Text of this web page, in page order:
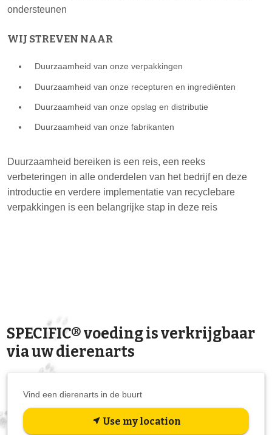
ondersteunen
WIJ STREVEN NAAR
Duurzaamheid van onze verpakkingen
Duurzaamheid van onze recepturen en ingrediënten
Duurzaamheid van onze opslag en distributie
Duurzaamheid van onze fabrikanten
Duurzaamheid bereiken is een reis, een reeks
verbeteringen in alle onderdelen van het bedrijf en deze
introductie en verdere implementatie van recyclebare
verpakkingen is een belangrijke stap in deze reis
SPECIFIC® voeding is verkrijgbaar
via uw dierenarts
Vind een dierenarts in de buurt
near_me Use my location